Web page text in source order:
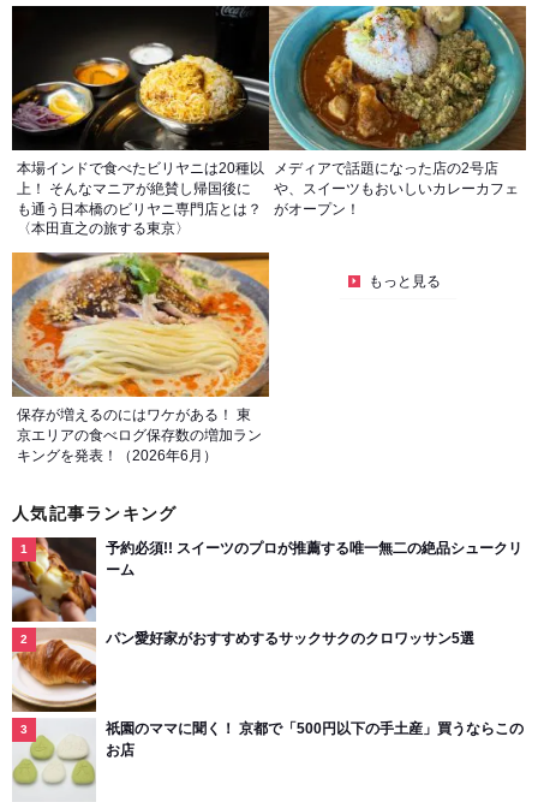
本場インドで食べたビリヤニは20種以
上！ そんなマニアが絶賛し帰国後に
も通う日本橋のビリヤニ専門店とは？
〈本田直之の旅する東京〉
メディアで話題になった店の2号店
や、スイーツもおいしいカレーカフェ
がオープン！
保存が増えるのにはワケがある！ 東
京エリアの食べログ保存数の増加ラン
キングを発表！（2026年6月）
もっと見る
人気記事ランキング
予約必須!! スイーツのプロが推薦する唯一無二の絶品シュークリ
ーム
パン愛好家がおすすめするサックサクのクロワッサン5選
祇園のママに聞く！ 京都で「500円以下の手土産」買うならこの
お店